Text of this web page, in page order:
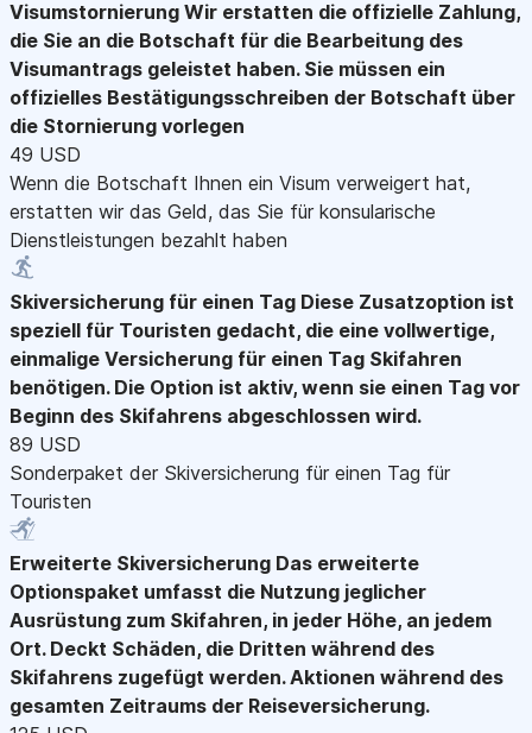
Visumstornierung Wir erstatten die offizielle Zahlung,
die Sie an die Botschaft für die Bearbeitung des
Visumantrags geleistet haben. Sie müssen ein
offizielles Bestätigungsschreiben der Botschaft über
die Stornierung vorlegen
49 USD
Wenn die Botschaft Ihnen ein Visum verweigert hat,
erstatten wir das Geld, das Sie für konsularische
Dienstleistungen bezahlt haben
Skiversicherung für einen Tag Diese Zusatzoption ist
speziell für Touristen gedacht, die eine vollwertige,
einmalige Versicherung für einen Tag Skifahren
benötigen. Die Option ist aktiv, wenn sie einen Tag vor
Beginn des Skifahrens abgeschlossen wird.
89 USD
Sonderpaket der Skiversicherung für einen Tag für
Touristen
Erweiterte Skiversicherung Das erweiterte
Optionspaket umfasst die Nutzung jeglicher
Ausrüstung zum Skifahren, in jeder Höhe, an jedem
Ort. Deckt Schäden, die Dritten während des
Skifahrens zugefügt werden. Aktionen während des
gesamten Zeitraums der Reiseversicherung.